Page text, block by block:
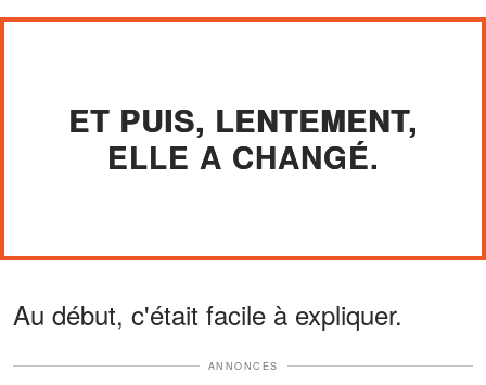
ET PUIS, LENTEMENT,
ELLE A CHANGÉ.
Au début, c'était facile à expliquer.
ANNONCES